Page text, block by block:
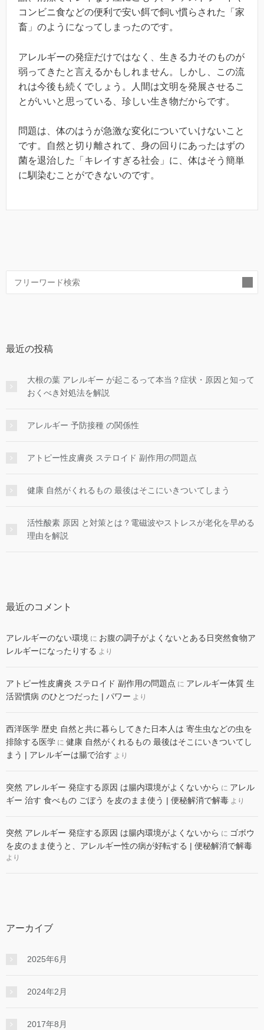
コンビニ食などの便利で安い餌で飼い慣らされた「家
畜」のようになってしまったのです。
アレルギーの発症だけではなく、生きる力そのものが
弱ってきたと言えるかもしれません。しかし、この流
れは今後も続くでしょう。人間は文明を発展させるこ
とがいいと思っている、珍しい生き物だからです。
問題は、体のはうが急激な変化についていけないこと
です。自然と切り離されて、身の回りにあったはずの
菌を退治した「キレイすぎる社会」に、体はそう簡単
に馴染むことができないのです。
最近の投稿
大根の葉 アレルギー が起こるって本当？症状・原因と知って
おくべき対処法を解説
アレルギー 予防接種 の関係性
アトピー性皮膚炎 ステロイド 副作用の問題点
健康 自然がくれるもの 最後はそこにいきついてしまう
活性酸素 原因 と対策とは？電磁波やストレスが老化を早める
理由を解説
最近のコメント
アレルギーのない環境 に お腹の調子がよくないとある日突然食物ア
レルギーになったりする より
アトピー性皮膚炎 ステロイド 副作用の問題点 に アレルギー体質 生
活習慣病 のひとつだった | パワー より
西洋医学 歴史 自然と共に暮らしてきた日本人は 寄生虫などの虫を
排除する医学 に 健康 自然がくれるもの 最後はそこにいきついてし
まう | アレルギーは腸で治す より
突然 アレルギー 発症する原因 は腸内環境がよくないから に アレル
ギー 治す 食べもの ごぼう を皮のまま使う | 便秘解消で解毒 より
突然 アレルギー 発症する原因 は腸内環境がよくないから に ゴボウ
を皮のまま使うと、アレルギー性の病が好転する | 便秘解消で解毒
より
アーカイブ
2025年6月
2024年2月
2017年8月